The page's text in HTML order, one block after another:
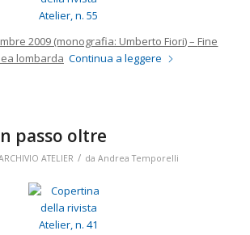
2009 (monografia: Umberto Fiori) – Fine
lombarda Continua a leggere
passo oltre
ATELIER / da Andrea Temporelli